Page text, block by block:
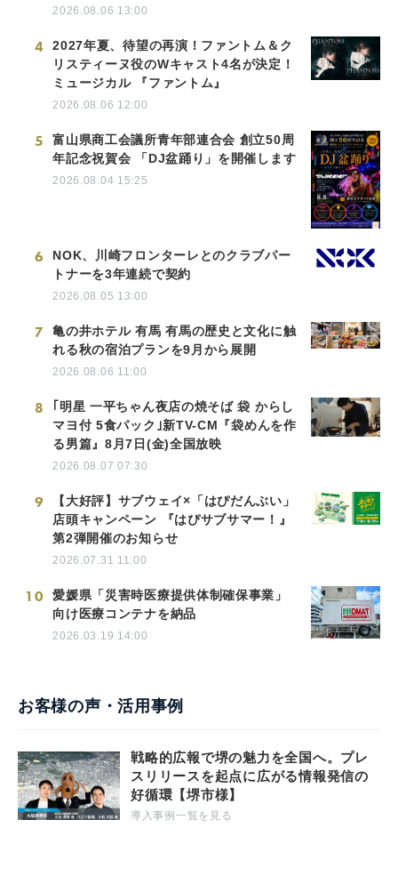
2026.08.06 13:00
4
2027年夏、待望の再演！ファントム＆ク
リスティーヌ役のWキャスト4名が決定！
ミュージカル 『ファントム』
2026.08.06 12:00
5
富山県商工会議所青年部連合会 創立50周
年記念祝賀会 「DJ盆踊り」を開催します
2026.08.04 15:25
6
NOK、川崎フロンターレとのクラブパー
トナーを3年連続で契約
2026.08.05 13:00
7
亀の井ホテル 有馬 有馬の歴史と文化に触
れる秋の宿泊プランを9月から展開
2026.08.06 11:00
8
｢明星 一平ちゃん夜店の焼そば 袋 からし
マヨ付 5食パック｣新TV-CM『袋めんを作
る男篇』8月7日(金)全国放映
2026.08.07 07:30
9
【大好評】サブウェイ×「はぴだんぶい」
店頭キャンペーン 『はぴサブサマー！』
第2弾開催のお知らせ
2026.07.31 11:00
10
愛媛県「災害時医療提供体制確保事業」
向け医療コンテナを納品
2026.03.19 14:00
お客様の声・活用事例
戦略的広報で堺の魅力を全国へ。プレ
スリリースを起点に広がる情報発信の
好循環【堺市様】
導入事例一覧を見る